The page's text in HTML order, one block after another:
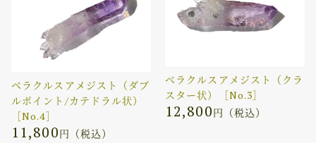
ベラクルスアメジスト（ダブ
ルポイント/カテドラル状）
［No.4］
11,800円（税込）
ベラクルスアメジスト（クラ
スター状）［No.3］
12,800円（税込）